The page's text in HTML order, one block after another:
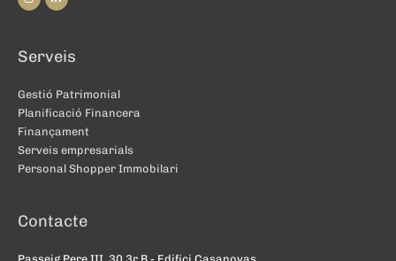
Serveis
Gestió Patrimonial
Planificació Financera
Finançament
Serveis empresarials
Personal Shopper Immobilari
Contacte